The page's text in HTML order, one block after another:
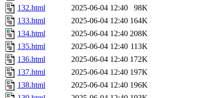
132.html
2025-06-04 12:40
98K
133.html
2025-06-04 12:40 164K
134.html
2025-06-04 12:40 208K
135.html
2025-06-04 12:40 113K
136.html
2025-06-04 12:40 172K
137.html
2025-06-04 12:40 197K
138.html
2025-06-04 12:40 196K